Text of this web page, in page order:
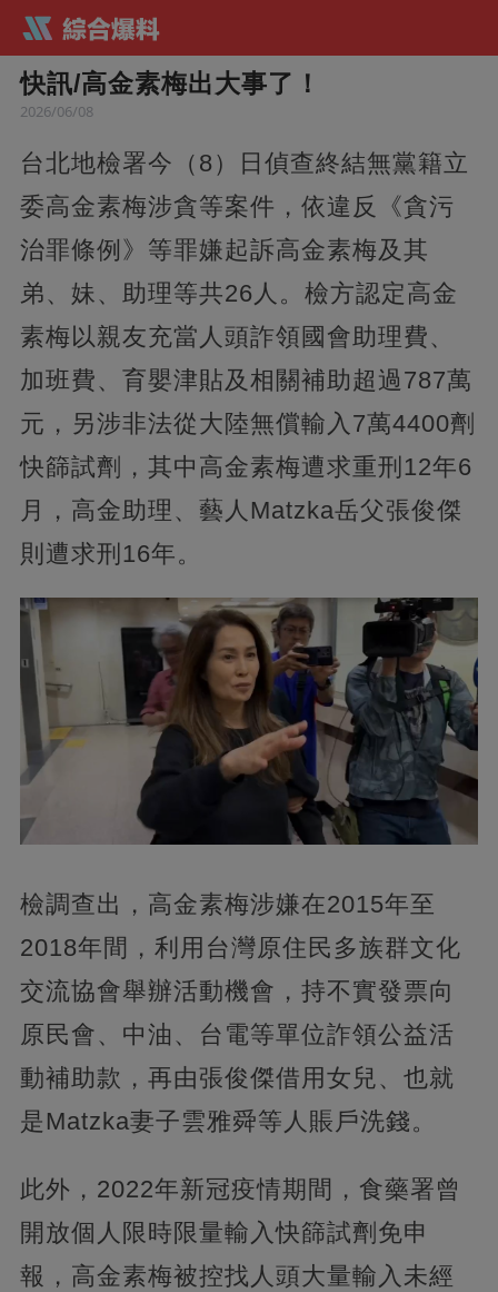
快訊/高金素梅出大事了！
2026/06/08
台北地檢署今（8）日偵查終結無黨籍立
委高金素梅涉貪等案件，依違反《貪污
治罪條例》等罪嫌起訴高金素梅及其
弟、妹、助理等共26人。檢方認定高金
素梅以親友充當人頭詐領國會助理費、
加班費、育嬰津貼及相關補助超過787萬
元，另涉非法從大陸無償輸入7萬4400劑
快篩試劑，其中高金素梅遭求重刑12年6
月，高金助理、藝人Matzka岳父張俊傑
則遭求刑16年。
檢調查出，高金素梅涉嫌在2015年至
2018年間，利用台灣原住民多族群文化
交流協會舉辦活動機會，持不實發票向
原民會、中油、台電等單位詐領公益活
動補助款，再由張俊傑借用女兒、也就
是Matzka妻子雲雅舜等人賬戶洗錢。
此外，2022年新冠疫情期間，食藥署曾
開放個人限時限量輸入快篩試劑免申
報，高金素梅被控找人頭大量輸入未經